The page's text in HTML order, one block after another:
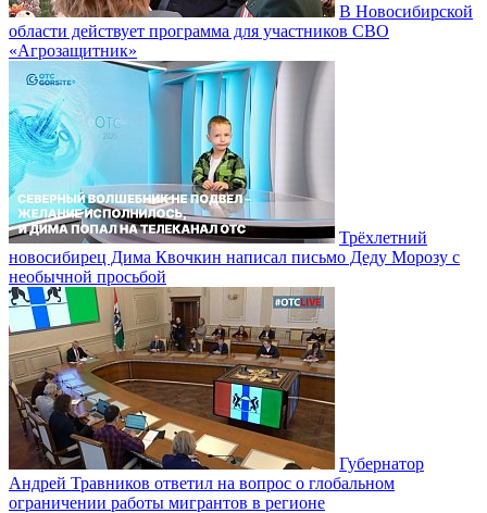
В Новосибирской
области действует программа для участников СВО
«Агрозащитник»
Трёхлетний
новосибирец Дима Квочкин написал письмо Деду Морозу с
необычной просьбой
Губернатор
Андрей Травников ответил на вопрос о глобальном
ограничении работы мигрантов в регионе